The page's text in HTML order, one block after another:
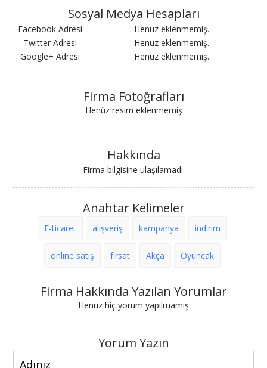
Sosyal Medya Hesapları
Facebook Adresi
: Henüz eklenmemiş.
Twitter Adresi
: Henüz eklenmemiş.
Google+ Adresi
: Henüz eklenmemiş.
Firma Fotoğrafları
Henüz resim eklenmemiş
Hakkında
Firma bilgisine ulaşılamadı.
Anahtar Kelimeler
E-ticaret alışveriş kampanya indirim
online satış fırsat Akça Oyuncak
Firma Hakkında Yazılan Yorumlar
Henüz hiç yorum yapılmamış
Yorum Yazın